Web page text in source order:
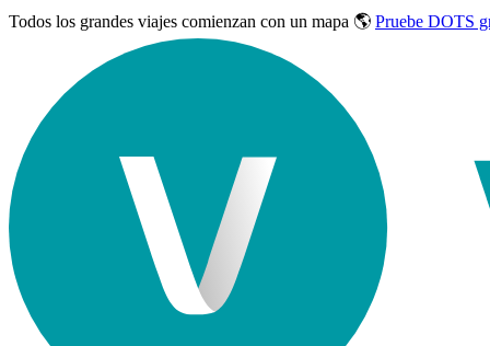
Todos los grandes viajes comienzan con un mapa 🌎 Pruebe DOTS